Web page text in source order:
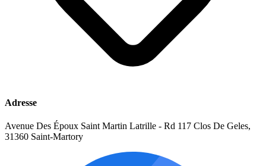
Adresse
Avenue Des Époux Saint Martin Latrille - Rd 117 Clos De Geles,
31360 Saint-Martory